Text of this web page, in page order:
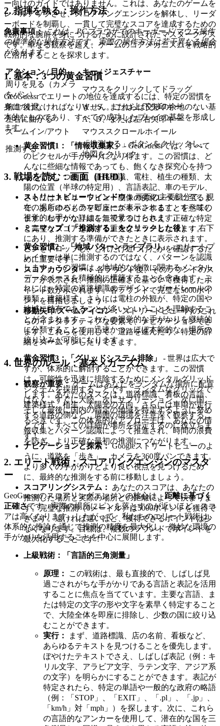
2. 指揮を執る：操作方法
免責事項： これは、PCブラウザでのキーボード/マウス操作
の標準的な操作方法です。実際の操作方法は若干異なる場合
があります。
アクション / 目的
キー / ジェスチャー
周りを見る（カメラ
をパン）
マウスをクリックしてドラッグ
前進/後退
W、S、または上/下矢印キー
左右に曲がる
A、D、または左/右矢印キー
ズームイン/アウト
マウススクロールホイール
推測する
「推測する」ボタンをクリックし、
地図をクリック
3. 戦場を読む：画面（HUD）
ストリートビューウィンドウ：画面の主要部分で、現
在の場所のパノラマビューが表示されます。すべての
視覚的な手がかりはここで見つけられます。
ミニマップ（「推測する」をクリックした後）： 右下
にあり、推測する準備ができたときに表示されます。
ピンをドロップし、どれだけ近づけたかを確認するた
めに重要です。
スコアカウンター：各ラウンド後、そのラウンドのス
コアが表示され、推測の正確さに基づいて獲得したポ
イント数が示されます。各ラウンドで完璧な5000ポイ
ントを目指しましょう！
移動矢印/ズームアイコン：ストリートビュー内のこれ
らのインタラクティブな要素で、ナビゲーションでき
ます。これらを使用して、道路を進んだり、特定の詳
細をズームインしたりできます。
4. 世界のルール：基本メカニズム
観察が重要：ゲームはあなたをランダムな場所に配置
します。あなたのタスクは、道路標識、看板の言語、
建築様式、植生、太陽光の方向、さらには車両が走行
する道路の側など、周囲の環境を注意深く観察するこ
とです。すべての詳細が場所を特定するのに役立ちま
す！
ナビゲーションと探索：Googleストリートビューのよ
うに、道路を「歩き」、カメラを360度パンできます。
より多くの手がかりとより良い視点を見つけるため
に、最終的な推測をする前に移動しましょう。
スコアリングシステム：
あなたのスコアは、あなたの
推測した場所と実際の場所との距離によって決まりま
す。完璧な推測（0メートル）は5000ポイントを獲得で
きます。遠ければ遠いほど、獲得できるポイントは少
なくなります。目標は、複数のラウンドでポイントを
最大化することです！
ー向けのガイドではありません。これは、あなたのゲームを
レベルアップさせ、スコアリングエンジンを解体し、リーダ
ーボードを制覇し、一貫して完璧なスコアを達成するための
戦術的な腕前を身につけるために設計されたマスタークラス
です。単なる観察を超え、ゲームのコアメカニズムを戦略的
に活用することを探求します。
1. 基本：3つの黄金習慣
GeoGuessrでエリートの地位を達成するには、特定の習慣を
身につけなければなりません。これらは交渉の余地のない基
本的なものであり、すべての成功したプレイの基盤を形成し
ます。
黄金習慣1：「情報収集家」- GeoGuessrでは、すべて
のピクセルが手がかりになり得ます。この習慣は、ど
んなに些細な情報であっても、飽くなき探究心を持つ
ことです。つまり、道路標識、電柱、植生の種類、太
陽の位置（半球の特定用）、言語表記、車のモデル、
さらにはストリートビュー画像の劣化レベルに至るま
で、あらゆるものを即座にスキャンすることを意味し
ます。わずかな詳細を無視することさえ、正確な特定
と完璧なスコアを妨げる重大なエラーとなります。
黄金習慣2：「地域パターンライブラリ」- エリートプ
レイヤーは単に推測するのではなく、パターンを認識
します。この習慣は、地域的な特徴に関するメンタル
データベースを積極的に構築することを含みます。こ
れには、特定の道路標識のデザイン、ガードレールの
種類、建築様式、さらには電柱の外観が、特定の国や
地域に特有であることが多いということを理解するこ
とが含まれます。これらの視覚的な手がかりを継続的
に分類することで、迅速かつ、ほぼ本能的な、場所の
絞り込みが可能になります。
黄金習慣3：「グリッドシステム排除」
- 世界は広大で
すが、体系的に解剖することができます。この習慣
は、可能性を迅速に排除するためにメンタルグリッド
システムを採用することです。ランダムなクリックで
はなく、すぐに大陸、次にサブリージョン、次に国、
そして最後に国内の特定の地域を特定するように努め
るべきです。この体系的なアプローチは、あなたの情
報収集とパターン認識によって推進され、時間の浪費
を防ぎ、より正確な最初の推測につながります。
2. エリート戦術：スコアリングエンジンのマスタ
ー
GeoGuessrのスコアリングエンジンの核心は、距離に基づく
正確さです。実際の場所にピンを落とすのが近いほど、スコ
アは高くなります。したがって、私たちのエリート戦術は、
体系的な推論を通じて推測の精度を最大化し、微妙な環境の
手がかりを活用することを中心に展開します。
上級戦術：「言語的三角測量」
原理：
この戦術は、最も直接的で、しばしば見
過ごされがちな手がかりである言語と表記を活用
することに焦点を当てています。主要な言語、ま
たは特定の文字の形や文字を素早く特定すること
で、大陸全体を即座に排除し、少数の国に絞り込
むことができます。
実行：
まず、道路標識、店の名前、看板など、
あらゆるテキストを見つけることを優先します。
ぼやけたテキストでさえ、しばしば表記（例：キ
リル文字、アラビア文字、ラテン文字、アジア系
の文字）を明らかにすることができます。表記が
特定されたら、特定の単語や一般的な政府の略語
（例：「STOP」、「EXIT」、「.pl」、「.jp」、
「km/h」対「mph」）を探します。次に、これら
の言語的なアンカーを使用して、潜在的な国を三